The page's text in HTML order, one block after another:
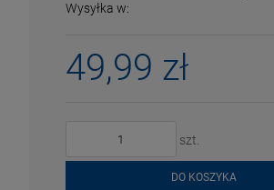
Wysyłka w:
49,99 zł
szt.
DO KOSZYKA